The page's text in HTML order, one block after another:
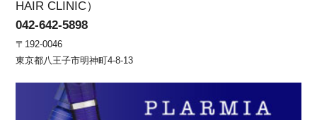
HAIR CLINIC）
042-642-5898
〒192-0046
東京都八王子市明神町4-8-13